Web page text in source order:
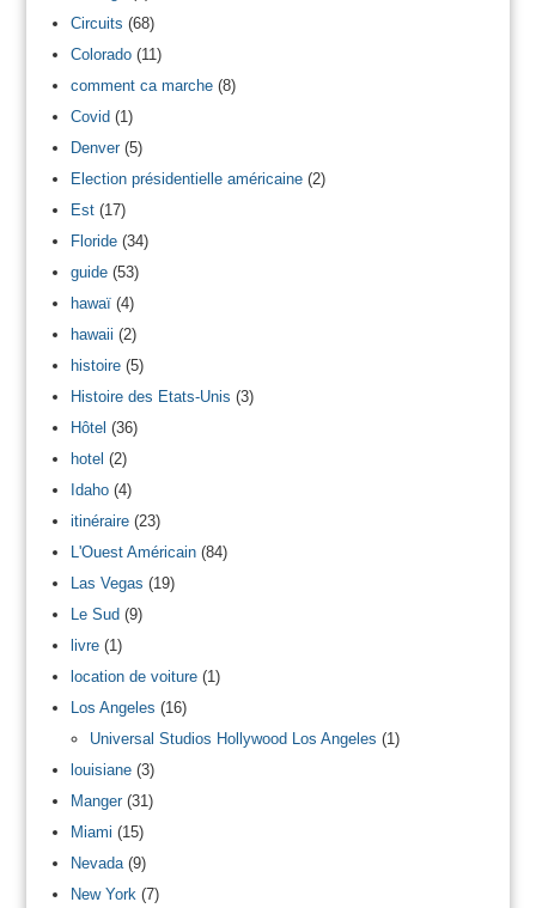
Circuits (68)
Colorado(11)
comment ca marche(8)
Covid(1)
Denver(5)
Election présidentielle américaine(2)
Est(17)
Floride(34)
guide(53)
hawaï(4)
hawaii (2)
histoire(5)
Histoire des Etats-Unis (3)
Hôtel (36)
hotel (2)
Idaho(4)
itinéraire(23)
L'Ouest Américain(84)
Las Vegas (19)
Le Sud(9)
livre(1)
location de voiture(1)
Los Angeles (16)
Universal Studios Hollywood Los Angeles (1)
louisiane(3)
Manger(31)
Miami (15)
Nevada(9)
New York (7)